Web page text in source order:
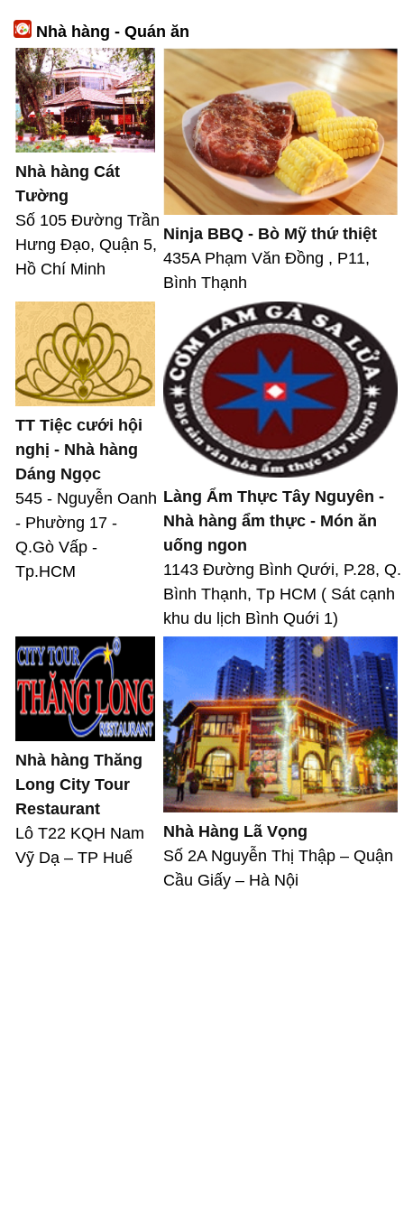
Nhà hàng - Quán ăn
Nhà hàng Cát
Tường
Số 105 Đường Trần
Hưng Đạo, Quận 5,
Hồ Chí Minh
Ninja BBQ - Bò Mỹ thứ thiệt
435A Phạm Văn Đồng , P11,
Bình Thạnh
TT Tiệc cưới hội
nghị - Nhà hàng
Dáng Ngọc
545 - Nguyễn Oanh
- Phường 17 -
Q.Gò Vấp -
Tp.HCM
Làng Ẩm Thực Tây Nguyên -
Nhà hàng ẩm thực - Món ăn
uống ngon
1143 Đường Bình Qưới, P.28, Q.
Bình Thạnh, Tp HCM ( Sát cạnh
khu du lịch Bình Quới 1)
Nhà hàng Thăng
Long City Tour
Restaurant
Lô T22 KQH Nam
Vỹ Dạ – TP Huế
Nhà Hàng Lã Vọng
Số 2A Nguyễn Thị Thập – Quận
Cầu Giấy – Hà Nội